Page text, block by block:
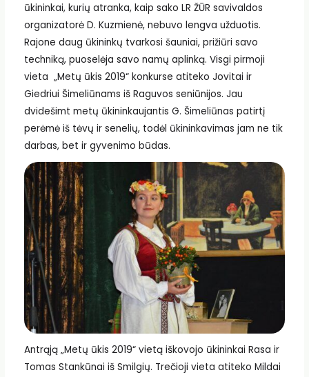
ūkininkai, kurių atranka, kaip sako LR ŽŪR savivaldos
organizatorė D. Kuzmienė, nebuvo lengva užduotis.
Rajone daug ūkininkų tvarkosi šauniai, prižiūri savo
techniką, puoselėja savo namų aplinką. Visgi pirmoji
vieta „Metų ūkis 2019“ konkurse atiteko Jovitai ir
Giedriui Šimeliūnams iš Raguvos seniūnijos. Jau
dvidešimt metų ūkininkaujantis G. Šimeliūnas patirtį
perėmė iš tėvų ir senelių, todėl ūkininkavimas jam ne tik
darbas, bet ir gyvenimo būdas.
Antrąją „Metų ūkis 2019“ vietą iškovojo ūkininkai Rasa ir
Tomas Stankūnai iš Smilgių. Trečioji vieta atiteko Mildai